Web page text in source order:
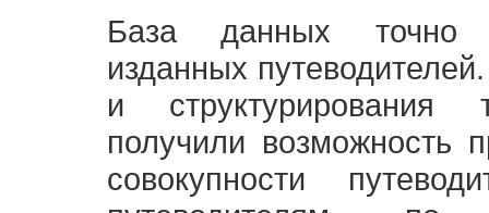
База данных точно
изданных
и структурирования
получили возможность
совокупности